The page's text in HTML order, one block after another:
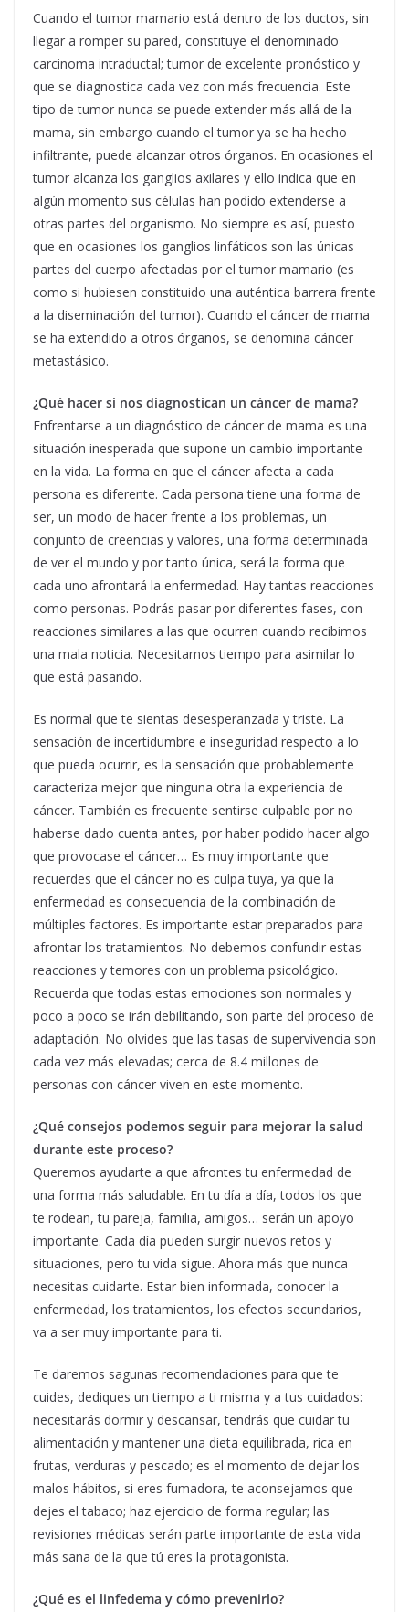
Cuando el tumor mamario está dentro de los ductos, sin
llegar a romper su pared, constituye el denominado
carcinoma intraductal; tumor de excelente pronóstico y
que se diagnostica cada vez con más frecuencia. Este
tipo de tumor nunca se puede extender más allá de la
mama, sin embargo cuando el tumor ya se ha hecho
infiltrante, puede alcanzar otros órganos. En ocasiones el
tumor alcanza los ganglios axilares y ello indica que en
algún momento sus células han podido extenderse a
otras partes del organismo. No siempre es así, puesto
que en ocasiones los ganglios linfáticos son las únicas
partes del cuerpo afectadas por el tumor mamario (es
como si hubiesen constituido una auténtica barrera frente
a la diseminación del tumor). Cuando el cáncer de mama
se ha extendido a otros órganos, se denomina cáncer
metastásico.
¿Qué hacer si nos diagnostican un cáncer de mama?
Enfrentarse a un diagnóstico de cáncer de mama es una
situación inesperada que supone un cambio importante
en la vida. La forma en que el cáncer afecta a cada
persona es diferente. Cada persona tiene una forma de
ser, un modo de hacer frente a los problemas, un
conjunto de creencias y valores, una forma determinada
de ver el mundo y por tanto única, será la forma que
cada uno afrontará la enfermedad. Hay tantas reacciones
como personas. Podrás pasar por diferentes fases, con
reacciones similares a las que ocurren cuando recibimos
una mala noticia. Necesitamos tiempo para asimilar lo
que está pasando.
Es normal que te sientas desesperanzada y triste. La
sensación de incertidumbre e inseguridad respecto a lo
que pueda ocurrir, es la sensación que probablemente
caracteriza mejor que ninguna otra la experiencia de
cáncer. También es frecuente sentirse culpable por no
haberse dado cuenta antes, por haber podido hacer algo
que provocase el cáncer… Es muy importante que
recuerdes que el cáncer no es culpa tuya, ya que la
enfermedad es consecuencia de la combinación de
múltiples factores. Es importante estar preparados para
afrontar los tratamientos. No debemos confundir estas
reacciones y temores con un problema psicológico.
Recuerda que todas estas emociones son normales y
poco a poco se irán debilitando, son parte del proceso de
adaptación. No olvides que las tasas de supervivencia son
cada vez más elevadas; cerca de 8.4 millones de
personas con cáncer viven en este momento.
¿Qué consejos podemos seguir para mejorar la salud
durante este proceso?
Queremos ayudarte a que afrontes tu enfermedad de
una forma más saludable. En tu día a día, todos los que
te rodean, tu pareja, familia, amigos… serán un apoyo
importante. Cada día pueden surgir nuevos retos y
situaciones, pero tu vida sigue. Ahora más que nunca
necesitas cuidarte. Estar bien informada, conocer la
enfermedad, los tratamientos, los efectos secundarios,
va a ser muy importante para ti.
Te daremos sagunas recomendaciones para que te
cuides, dediques un tiempo a ti misma y a tus cuidados:
necesitarás dormir y descansar, tendrás que cuidar tu
alimentación y mantener una dieta equilibrada, rica en
frutas, verduras y pescado; es el momento de dejar los
malos hábitos, si eres fumadora, te aconsejamos que
dejes el tabaco; haz ejercicio de forma regular; las
revisiones médicas serán parte importante de esta vida
más sana de la que tú eres la protagonista.
¿Qué es el linfedema y cómo prevenirlo?